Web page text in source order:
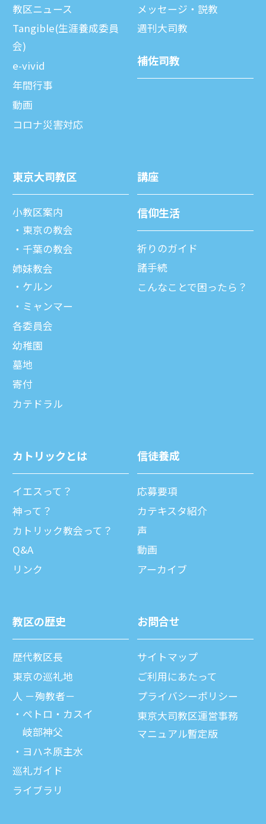
教区ニュース
Tangible(生涯養成委員
会)
e-vivid
年間⾏事
動画
コロナ災害対応
メッセージ・説教
週刊⼤司教
補佐司教
東京⼤司教区
⼩教区案内
東京の教会
千葉の教会
姉妹教会
ケルン
ミャンマー
各委員会
幼稚園
墓地
寄付
カテドラル
講座
信仰⽣活
祈りのガイド
諸⼿続
こんなことで困ったら？
カトリックとは
イエスって？
神って？
カトリック教会って？
Q&A
リンク
信徒養成
応募要項
カテキスタ紹介
声
動画
アーカイブ
教区の歴史
歴代教区⻑
東京の巡礼地
⼈ －殉教者－
ペトロ・カスイ
岐部神父
ヨハネ原主水
巡礼ガイド
ライブラリ
お問合せ
サイトマップ
ご利⽤にあたって
プライバシーポリシー
東京大司教区運営事務
マニュアル暫定版